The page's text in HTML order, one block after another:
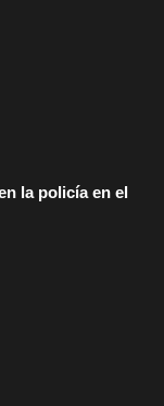
la policía en el